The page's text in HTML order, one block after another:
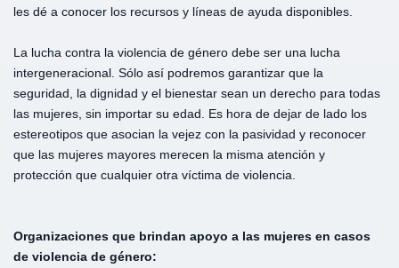
les dé a conocer los recursos y líneas de ayuda disponibles.
La lucha contra la violencia de género debe ser una lucha
intergeneracional. Sólo así podremos garantizar que la
seguridad, la dignidad y el bienestar sean un derecho para todas
las mujeres, sin importar su edad. Es hora de dejar de lado los
estereotipos que asocian la vejez con la pasividad y reconocer
que las mujeres mayores merecen la misma atención y
protección que cualquier otra víctima de violencia.
Organizaciones que brindan apoyo a las mujeres en casos
de violencia de género: